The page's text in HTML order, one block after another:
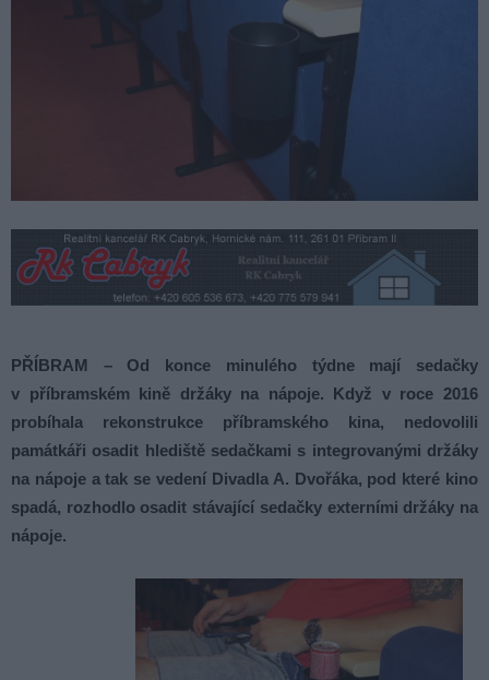
PŘÍBRAM – Od konce minulého týdne mají sedačky
v příbramském kině držáky na nápoje. Když v roce 2016
probíhala rekonstrukce příbramského kina, nedovolili
památkáři osadit hlediště sedačkami s integrovanými držáky
na nápoje a tak se vedení Divadla A. Dvořáka, pod které kino
spadá, rozhodlo osadit stávající sedačky externími držáky na
nápoje.